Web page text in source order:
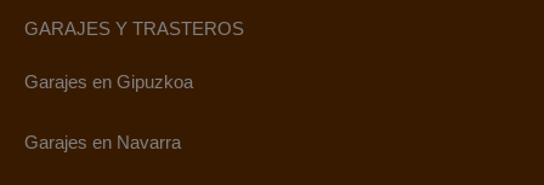
GARAJES Y TRASTEROS
Garajes en Gipuzkoa
Garajes en Navarra